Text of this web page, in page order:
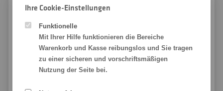
Unsere Qualitätsmerkmale:
Brillanter Sublimationsdruck
für satte und leuchtende Farben
Wetterfest und widerstandsfähig
Ihre Cookie-Einstellungen
Funktionelle
Mit Ihrer Hilfe funktionieren die Bereiche
Warenkorb und Kasse reibungslos und Sie tragen
zu einer sicheren und vorschriftsmäßigen
Nutzung der Seite bei.